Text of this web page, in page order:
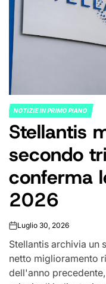
POSTED
IN
NOTIZIE IN PRIMO PIANO
Stellantis
secondo
conferma
2026
onLuglio 30, 2026
Stellantis archivia un
netto miglioramento
dell'anno